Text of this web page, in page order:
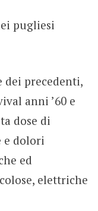
pugliesi
dei precedenti,
anni ’60 e
dose di
e dolori
ed
elettriche